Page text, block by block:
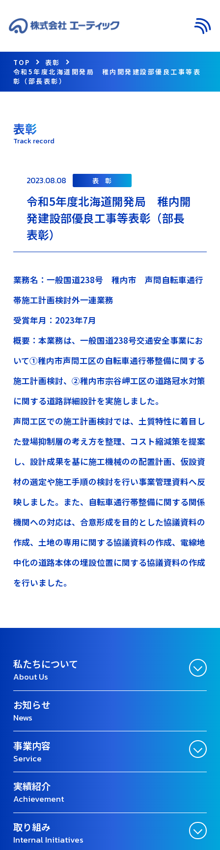
TOP
表彰
令和5年度北海道開発局 稚内開発建設部優良工事等表
彰（部長表彰）
表彰
Track record
2023.08.08 表 彰
令和5年度北海道開発局 稚内開
発建設部優良工事等表彰（部長
表彰）
業務名：一般国道238号 稚内市 声問自転車通行
帯施工計画検討外一連業務
受賞年月：2023年7月
概要：本業務は、一般国道238号交通安全事業にお
いて①稚内市声問工区の自転車通行帯整備に関する
施工計画検討、②稚内市宗谷岬工区の道路冠水対策
に関する道路詳細設計を実施しました。
声問工区での施工計画検討では、土質特性に着目し
た登場抑制層の考え方を整理、コスト縮減策を提案
し、設計成果を基に施工機械のの配置計画、仮設資
材の選定や施工手順の検討を行い事業管理資料へ反
映しました。また、自転車通行帯整備に関する関係
機関への対応は、合意形成を目的とした協議資料の
作成、土地の専用に関する協議資料の作成、電線地
中化の道路本体の埋設位置に関する協議資料の作成
を行いました。
私たちについて
About Us
お知らせ
News
事業内容
Service
実績紹介
Achievement
取り組み
Internal Initiatives